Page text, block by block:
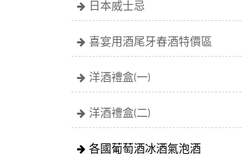
日本威士忌
喜宴用酒尾牙春酒特價區
洋酒禮盒(一)
洋酒禮盒(二)
各國葡萄酒冰酒氣泡酒